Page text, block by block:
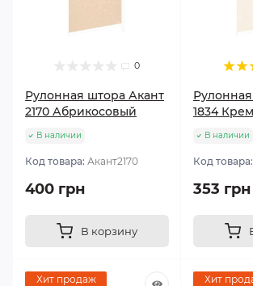
0
Рулонная штора Акант
2170 Абрикосовый
В наличии
Код товара: Акант2170
400 грн
В корзину
1834
В наличии
Код товара:
353 грн
Хит продаж
Хит